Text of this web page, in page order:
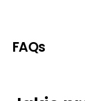
FAQs